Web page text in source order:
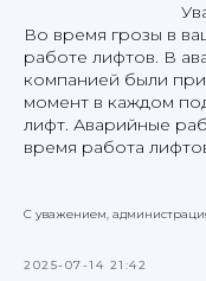
Во время грозы в
работе лифтов. В
компанией были
момент в каждом
лифт. Аварийные
время работа
С уважением,
2025-07-14 21:42